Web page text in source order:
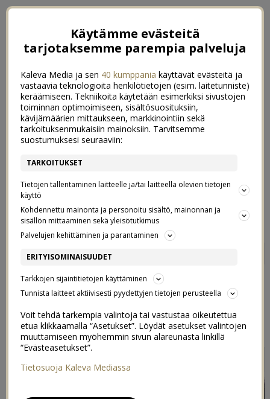
TEHOKKAAMPAA
RUOANLAITTOA
2/12/2018
Postaus on toteutettu kaupallisessa yhteistyössä
KitchenAidinkanssa
Käytämme evästeitä
tarjotaksemme parempia palveluja
Kaleva Media ja sen 40 kumppania käyttävät evästeitä ja
vastaavia teknologioita henkilötietojen (esim. laitetunniste)
keräämiseen. Tekniikoita käytetään esimerkiksi sivustojen
toiminnan optimoimiseen, sisältösuosituksiin,
kävijämäärien mittaukseen, markkinointiin sekä
tarkoituksenmukaisiin mainoksiin. Tarvitsemme
suostumuksesi seuraaviin:
TARKOITUKSET
Tietojen tallentaminen laitteelle ja/tai laitteella olevien tietojen
käyttö
Kohdennettu mainonta ja personoitu sisältö, mainonnan ja
sisällön mittaaminen sekä yleisötutkimus
Palvelujen kehittäminen ja parantaminen
ERITYISOMINAISUUDET
Tarkkojen sijaintitietojen käyttäminen
Tunnista laitteet aktiivisesti pyydettyjen tietojen perusteella
Voit tehdä tarkempia valintoja tai vastustaa oikeutettua
etua klikkaamalla “Asetukset”. Löydät asetukset valintojen
muuttamiseen myöhemmin sivun alareunasta linkillä
“Evästeasetukset”.
Tietosuoja Kaleva Mediassa